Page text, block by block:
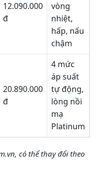
12.090.000
đ
vòng
nhiệt,
hấp, nấu
chậm
20.890.000
đ
4 mức
áp suất
tự động,
lòng nồi
mạ
Platinum
có thể thay đổi theo